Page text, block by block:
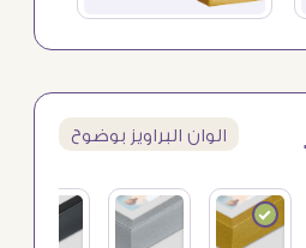
الوان البراويز بوضوح